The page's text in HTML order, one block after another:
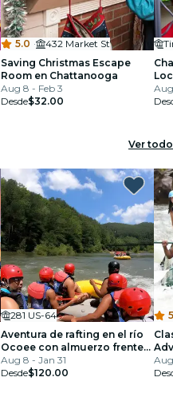
5.0 ·
432 Market St
Saving Christmas Escape
Room en Chattanooga
Aug 8 - Feb 3
Desde$32.00
Ver todo
281 US-64
Aventura de rafting en el río
Ocoee con almuerzo frente
al río
Aug 8 - Jan 31
Desde$120.00